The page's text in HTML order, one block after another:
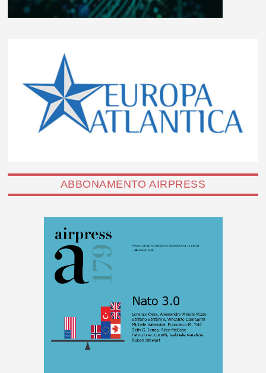
ABBONAMENTO AIRPRESS